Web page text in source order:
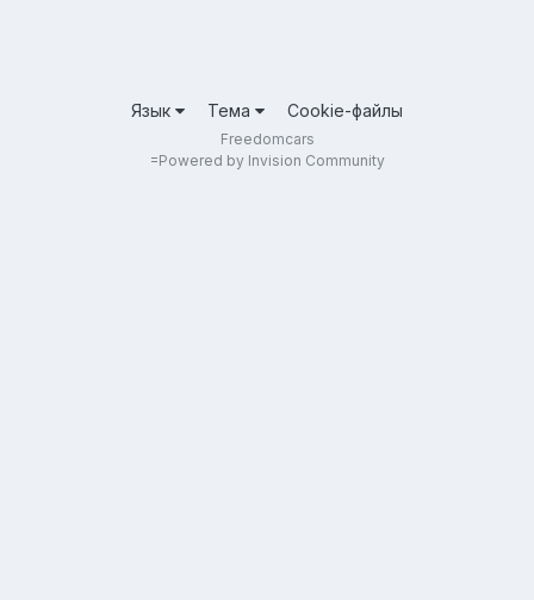
Язык Тема Cookie-файлы
Freedomcars
=Powered by Invision Community